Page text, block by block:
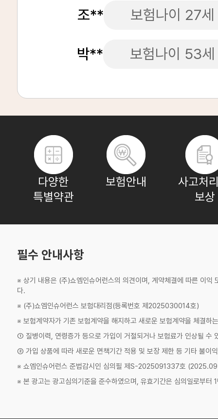
조** 보험나이 27세
박** 보험나이 53세
보험나이 67세
보험나이 27세
김**
장** 보험나이 77세
다양한
특별약관
보험안내
사고처
보상
필수 안내사항
※ 상기 내용은 (주)쇼엠인슈어런스의 의견이며, 계약체결에 따른 이익
다.
※ (주)쇼엠인슈어런스 보험대리점(등록번호 제2025030014호)
※ 보험계약자가 기존 보험계약을 해지하고 새로운 보험계약을 체결하
① 질병이력, 연령증가 등으로 가입이 거절되거나 보험료가 인상될 수
② 가입 상품에 따라 새로운 면책기간 적용 및 보장 제한 등 기타 불이
※ 쇼엠인슈어런스 준법감시인 심의필 제S-2025091337호
※ 본 광고는 광고심의기준을 준수하였으며, 유효기간은 심의일로부터